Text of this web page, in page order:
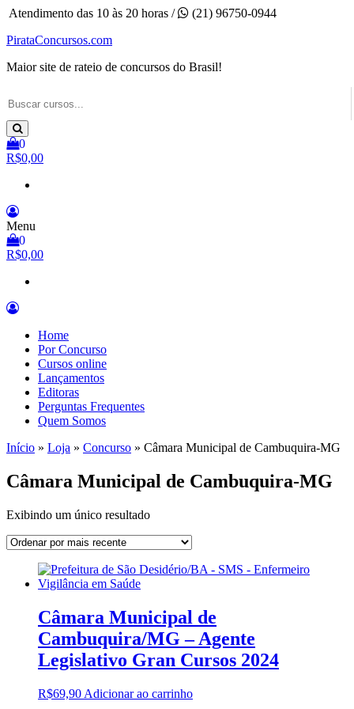
Pular
o
Atendimento das 10 às 20 horas /
(21) 96750-0944
PirataConcursos.com
Maior site de rateio de concursos do Brasil!
0
R$0,00
Menu
0
R$0,00
Home
Por Concurso
Cursos online
Lançamentos
Editoras
Perguntas Frequentes
Quem Somos
Início » Loja » Concurso » Câmara Municipal de Cambuquira-MG
Câmara Municipal de Cambuquira-MG
Exibindo um único resultado
Câmara Municipal de
Cambuquira/MG – Agente
Legislativo Gran Cursos 2024
R$69,90 Adicionar ao carrinho